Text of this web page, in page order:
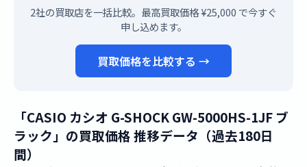
2社の買取店を一括比較。最高買取価格 ¥25,000 で今すぐ
申し込めます。
買取価格を比較する →
「CASIO カシオ G-SHOCK GW-5000HS-1JF ブ
ラック」の買取価格 推移データ（過去180日
間）